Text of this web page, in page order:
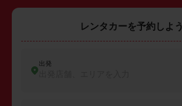
レンタカーを予約しよう
出発